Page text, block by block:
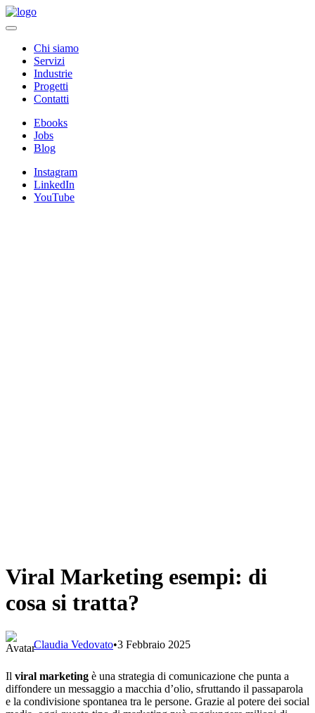
Chi siamo
Servizi
Industrie
Progetti
Contatti
Ebooks
Jobs
Blog
Instagram
LinkedIn
YouTube
Viral Marketing esempi: di
cosa si tratta?
Claudia Vedovato•3 Febbraio 2025
Il viral marketing è una strategia di comunicazione che punta a
diffondere un messaggio a macchia d’olio, sfruttando il passaparola
e la condivisione spontanea tra le persone. Grazie al potere dei social